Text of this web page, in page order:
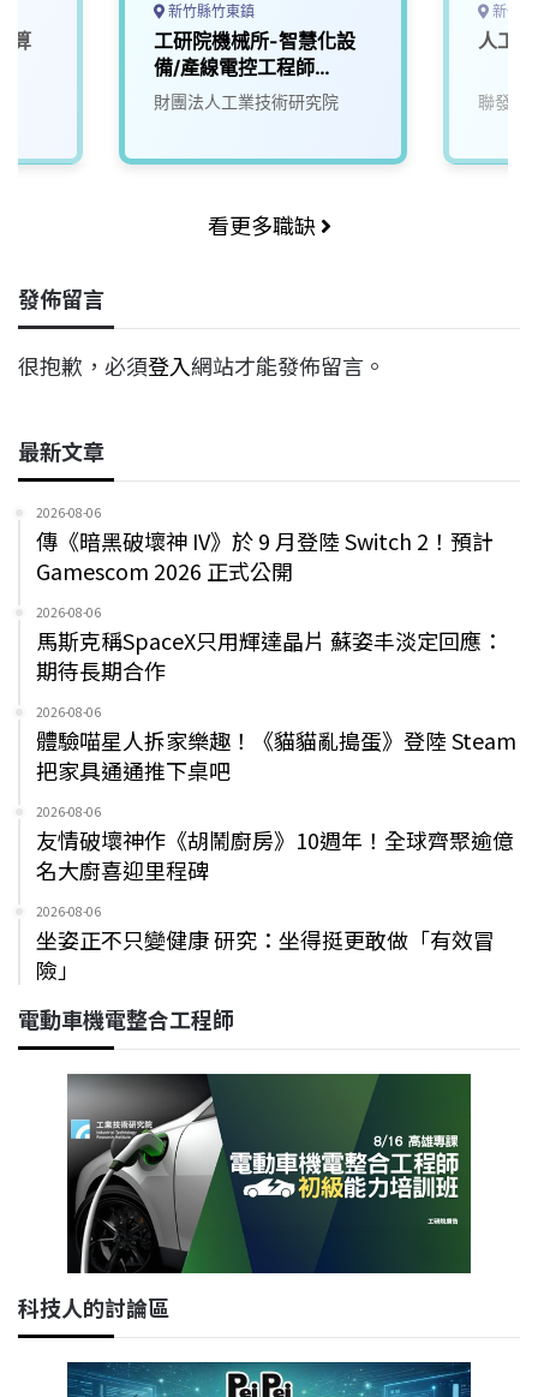
算
新竹縣竹東鎮
工研院機械所-智慧化設
備/產線電控工程師
(G200)
財團法人工業技術研究院
新竹
人工
聯發科
看更多職缺
發佈留言
很抱歉，必須登入網站才能發佈留言。
最新文章
2026-08-06
傳《暗黑破壞神 IV》於 9 月登陸 Switch 2！預計
Gamescom 2026 正式公開
2026-08-06
馬斯克稱SpaceX只用輝達晶片 蘇姿丰淡定回應：
期待長期合作
2026-08-06
體驗喵星人拆家樂趣！《貓貓亂搗蛋》登陸 Steam
把家具通通推下桌吧
2026-08-06
友情破壞神作《胡鬧廚房》10週年！全球齊聚逾億
名大廚喜迎里程碑
2026-08-06
坐姿正不只變健康 研究：坐得挺更敢做「有效冒
險」
電動車機電整合工程師
科技人的討論區